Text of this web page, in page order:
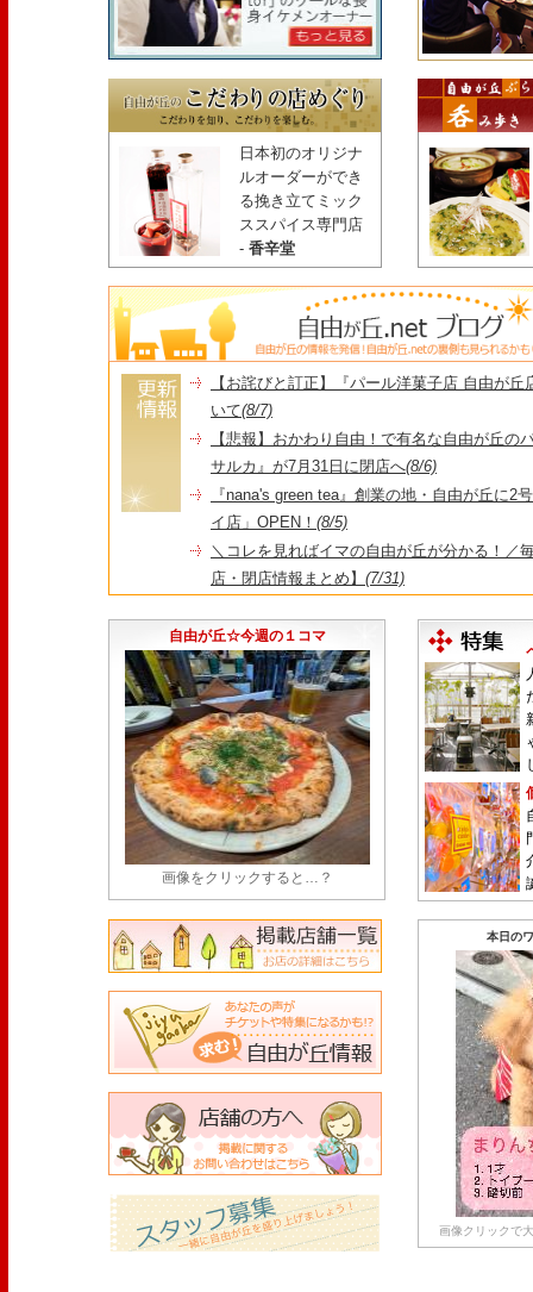
日本初のオリジナ
ルオーダーができ
る挽き立てミック
ススパイス専門店
- 香辛堂
【お詫びと訂正】『パール洋菓子店 自由が
いて(8/7)
【悲報】おかわり自由！で有名な自由が丘の
サルカ』が7月31日に閉店へ(8/6)
『nana's green tea』創業の地・自由が丘に2
イ店」OPEN！ (8/5)
＼コレを見ればイマの自由が丘が分かる！／
店・閉店情報まとめ】 (7/31)
永久パス配布も！
自由が丘☆今週の１コマ
画像をクリックすると…？
本日の
画像クリックで